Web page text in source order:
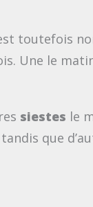
toutefois
Une le
siestes le
que